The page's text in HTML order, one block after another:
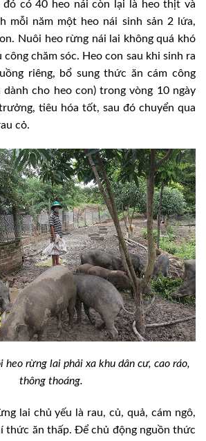
đó có 40 heo nái còn lại là heo thịt và
mỗi năm một heo nái sinh sản 2 lứa,
Nuôi heo rừng nái lai không quá khó
công chăm sóc. Heo con sau khi sinh ra
riêng, bổ sung thức ăn cám công
dành cho heo con) trong vòng 10 ngày
tiêu hóa tốt, sau đó chuyển qua
cỏ.
heo rừng lai phải xa khu dân cư, cao ráo,
thông thoáng.
lai chủ yếu là rau, củ, quả, cám ngô,
thức ăn thấp. Để chủ động nguồn thức